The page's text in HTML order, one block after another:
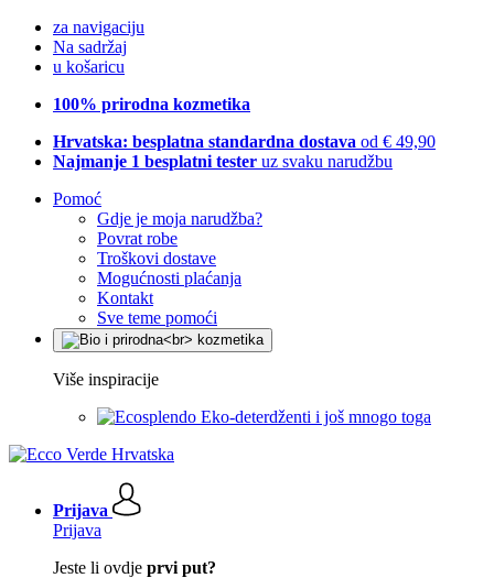
za navigaciju
Na sadržaj
u košaricu
100% prirodna kozmetika
Hrvatska: besplatna standardna dostava od € 49,90
Najmanje 1 besplatni tester uz svaku narudžbu
Pomoć
Gdje je moja narudžba?
Povrat robe
Troškovi dostave
Mogućnosti plaćanja
Kontakt
Sve teme pomoći
Više inspiracije
Eko-deterdženti i još mnogo toga
Prijava
Prijava
Jeste li ovdje prvi put?